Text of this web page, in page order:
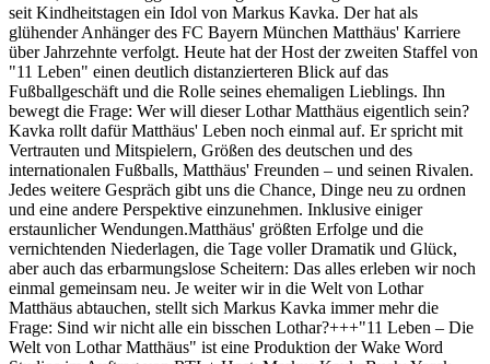
seit Kindheitstagen ein Idol von Markus Kavka. Der hat als
glühender Anhänger des FC Bayern München Matthäus' Karriere
über Jahrzehnte verfolgt. Heute hat der Host der zweiten Staffel von
"11 Leben" einen deutlich distanzierteren Blick auf das
Fußballgeschäft und die Rolle seines ehemaligen Lieblings. Ihn
bewegt die Frage: Wer will dieser Lothar Matthäus eigentlich sein?
Kavka rollt dafür Matthäus' Leben noch einmal auf. Er spricht mit
Vertrauten und Mitspielern, Größen des deutschen und des
internationalen Fußballs, Matthäus' Freunden – und seinen Rivalen.
Jedes weitere Gespräch gibt uns die Chance, Dinge neu zu ordnen
und eine andere Perspektive einzunehmen. Inklusive einiger
erstaunlicher Wendungen.Matthäus' größten Erfolge und die
vernichtenden Niederlagen, die Tage voller Dramatik und Glück,
aber auch das erbarmungslose Scheitern: Das alles erleben wir noch
einmal gemeinsam neu. Je weiter wir in die Welt von Lothar
Matthäus abtauchen, stellt sich Markus Kavka immer mehr die
Frage: Sind wir nicht alle ein bisschen Lothar?+++"11 Leben – Die
Welt von Lothar Matthäus" ist eine Produktion der Wake Word